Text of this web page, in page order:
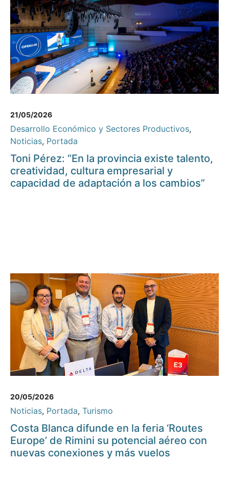
21/05/2026
Desarrollo Económico y Sectores Productivos,
Noticias, Portada
Toni Pérez: “En la provincia existe talento,
creatividad, cultura empresarial y
capacidad de adaptación a los cambios”
20/05/2026
Noticias, Portada, Turismo
Costa Blanca difunde en la feria ‘Routes
Europe’ de Rimini su potencial aéreo con
nuevas conexiones y más vuelos